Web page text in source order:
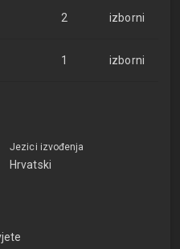
2 izborni
1 izborni
Jezici izvođenja
Hrvatski